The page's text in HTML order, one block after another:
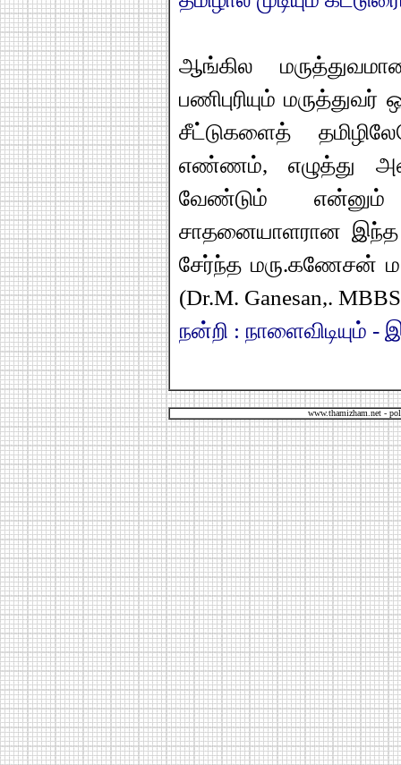
ஆங்கில
பணிபுரியும்
சீட்டுகளைத்
எண்ணம், எழுத்து
வேண்டும் என்னும்
சாதனையாளரான இந்த
சேர்ந்த மரு.கணேசன்
(Dr.M. Ganesan,.
நன்றி : நாளைவிடியும்
www.thamizham.net -